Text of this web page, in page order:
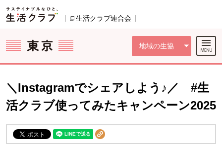
ページの先頭です。
生活クラブ連合会
地域の生協
ここからサイト内共通メニューです。
サイト内共通メニューをスキップする
サイト内共通メニューここまで。
＼Instagramでシェアしよう♪／ #生
活クラブ使ってみたキャンペーン2025